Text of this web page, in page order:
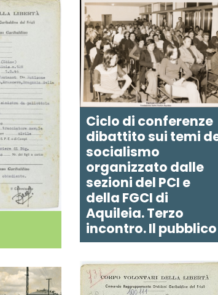
Ciclo di conferenze
dibattito sui temi
socialismo
organizzato dalle
sezioni del PCI e
della FGCI di
Aquileia. Terzo
incontro. Il pubblico